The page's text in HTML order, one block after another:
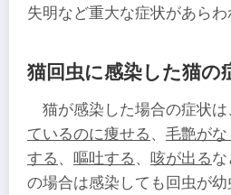
失明など重大な症状があらわ
猫回虫に感染した猫の
猫が感染した場合の症状は
ているのに痩せる 、 毛艶がな
する 、 嘔吐する 、 咳が出る
の場合は感染しても回虫が